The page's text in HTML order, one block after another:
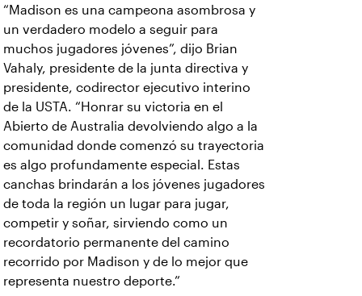
“Madison es una campeona asombrosa y
un verdadero modelo a seguir para
muchos jugadores jóvenes”, dijo Brian
Vahaly, presidente de la junta directiva y
presidente, codirector ejecutivo interino
de la USTA. “Honrar su victoria en el
Abierto de Australia devolviendo algo a la
comunidad donde comenzó su trayectoria
es algo profundamente especial. Estas
canchas brindarán a los jóvenes jugadores
de toda la región un lugar para jugar,
competir y soñar, sirviendo como un
recordatorio permanente del camino
recorrido por Madison y de lo mejor que
representa nuestro deporte.”